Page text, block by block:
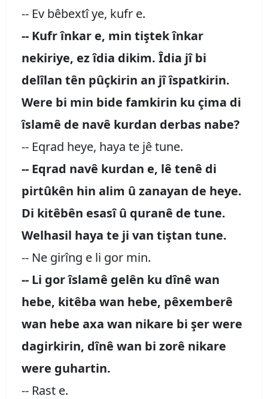
-- Ev bêbextî ye, kufr e.
-- Kufr înkar e, min tiştek înkar
nekiriye, ez îdia dikim. Îdia jî bi
delîlan tên pûçkirin an jî îspatkirin.
Were bi min bide famkirin ku çima di
îslamê de navê kurdan derbas nabe?
-- Eqrad heye, haya te jê tune.
-- Eqrad navê kurdan e, lê tenê di
pirtûkên hin alim û zanayan de heye.
Di kitêbên esasî û quranê de tune.
Welhasil haya te ji van tiştan tune.
-- Ne girîng e li gor min.
-- Li gor îslamê gelên ku dînê wan
hebe, kitêba wan hebe, pêxemberê
wan hebe axa wan nikare bi şer were
dagirkirin, dînê wan bi zorê nikare
were guhartin.
-- Rast e.